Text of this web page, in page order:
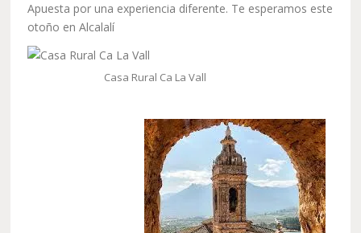
Apuesta por una experiencia diferente. Te esperamos este
otoño en Alcalalí
Casa Rural Ca La Vall